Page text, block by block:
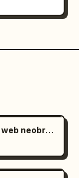
Prompt para la generación de páginas web neobrutalistas